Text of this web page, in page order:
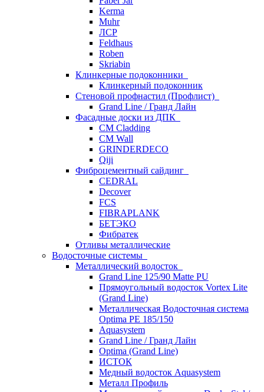
Kerma
Muhr
ЛСР
Feldhaus
Roben
Skriabin
Клинкерные подоконники
Клинкерный подоконник
Стеновой профнастил (Профлист)
Grand Line / Гранд Лайн
Фасадные доски из ДПК
CM Cladding
CM Wall
GRINDERDECO
Qiji
Фиброцементный сайдинг
CEDRAL
Decover
FCS
FIBRAPLANK
БЕТЭКО
Фибратек
Отливы металлические
Водосточные системы
Металлический водосток
Grand Line 125/90 Matte PU
Прямоугольный водосток Vortex Lite
(Grand Line)
Металлическая Водосточная система
Optima PE 185/150
Aquasystem
Grand Line / Гранд Лайн
Optima (Grand Line)
ИСТОК
Медный водосток Aquasystem
Металл Профиль